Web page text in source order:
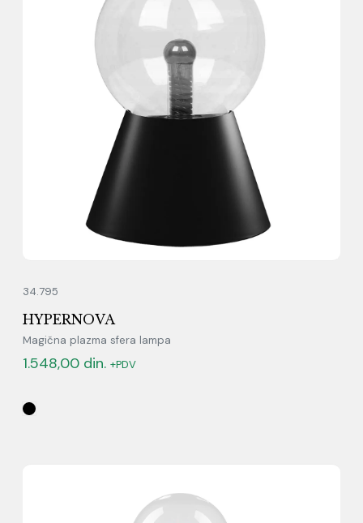
34.795
HYPERNOVA
Magična plazma sfera lampa
1.548,00 din. +PDV